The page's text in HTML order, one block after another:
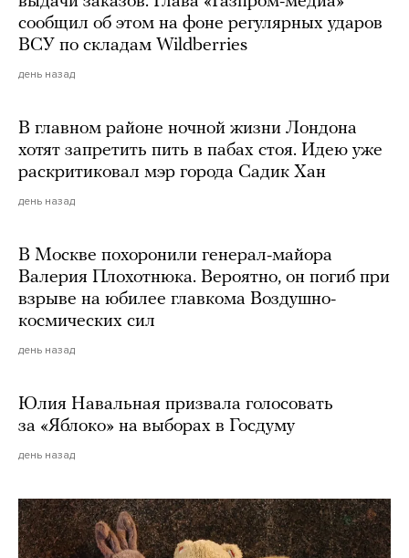
сообщил об этом на фоне регулярных ударов
ВСУ по складам Wildberries
день назад
В главном районе ночной жизни Лондона
хотят запретить пить в пабах стоя. Идею уже
раскритиковал мэр города Садик Хан
день назад
В Москве похоронили генерал-майора
Валерия Плохотнюка. Вероятно, он погиб при
взрыве на юбилее главкома Воздушно-
космических сил
день назад
Юлия Навальная призвала голосовать
за «Яблоко» на выборах в Госдуму
день назад